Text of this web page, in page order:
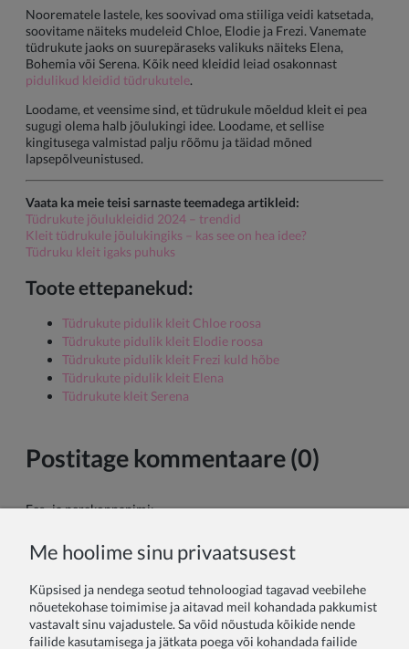
Noorematele lastele, kes soovivad oma stiiliga veidi katsetada,
soovitame näiteks mudeleid Chloe, Elodie ja Frezi. Vanemate
tüdrukute jaoks on suurepäraseks valikuks näiteks Elena,
Bohemia või Serena. Kõik need kleidid leiad osakonnast
pidulikud kleidid tüdrukutele.
Loodame, et veensime sind, et tüdrukule mõeldud kleit ei pea
sugugi olema halb jõulukingi idee. Loodame, et sellise
kingitusega valmistad palju rõõmu ja täidad mõned
lapsepõlveunistused.
Vaata ka meie teisi sarnaste teemadega artikleid:
Tüdrukute jõulukleidid 2024 – trendid
Kleit tüdrukule jõulukingiks – kas see on hea idee?
Tüdruku kleit igaks puhuks
Toote ettepanekud:
Tüdrukute pidulik kleit Chloe roosa
Tüdrukute pidulik kleit Elodie roosa
Tüdrukute pidulik kleit Frezi kuld hõbe
Tüdrukute pidulik kleit Elena
Tüdrukute kleit Serena
Postitage kommentaare (0)
Ees- ja perekonnanimi:
Me hoolime sinu privaatsusest
Küpsised ja nendega seotud tehnoloogiad tagavad veebilehe
nõuetekohase toimimise ja aitavad meil kohandada pakkumist
vastavalt sinu vajadustele. Sa võid nõustuda kõikide nende
failide kasutamisega ja jätkata poega või kohandada failide